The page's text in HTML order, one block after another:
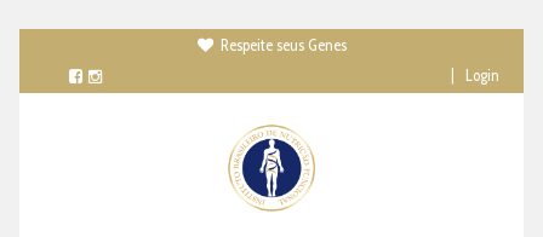
Respeite seus Genes
Login